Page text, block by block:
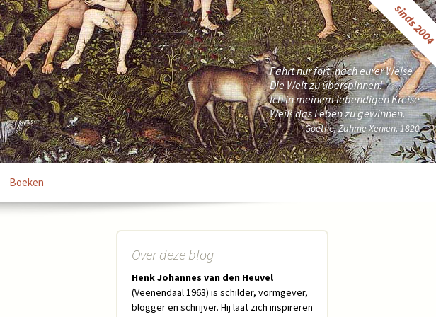
sinds
Fahrt nur fort, nach eurer Weise
Die Welt zu überspinnen!
Ich in meinem lebendigen Kreise
Weiß das Leben zu gewinnen.
Goethe, Zahme Xenien, 1820
Boeken
Over deze blog
Henk Johannes van den Heuvel
(Veenendaal 1963) is schilder, vormgever,
blogger en schrijver. Hij laat zich inspireren